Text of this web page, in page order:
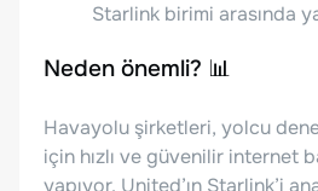
Starlink birimi arasında
Neden önemli? 📊
Havayolu şirketleri, yolcu
için hızlı ve güvenilir internet
yapıyor. United’ın Starlink’i